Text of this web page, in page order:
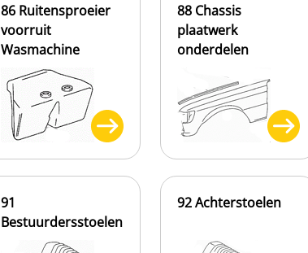
86 Ruitensproeier
voorruit
Wasmachine
88 Chassis
plaatwerk
onderdelen
91
Bestuurdersstoelen
92 Achterstoelen